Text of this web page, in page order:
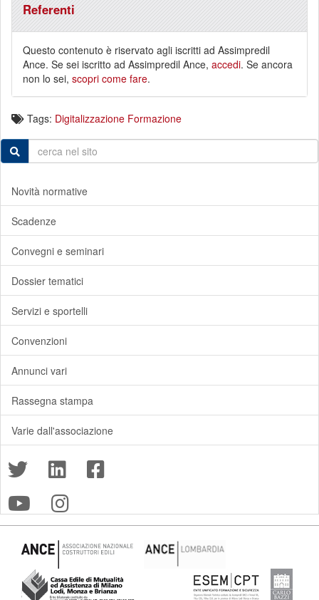
Referenti
Questo contenuto è riservato agli iscritti ad Assimpredil
Ance. Se sei iscritto ad Assimpredil Ance, accedi. Se ancora
non lo sei, scopri come fare.
Tags: Digitalizzazione Formazione
Novità normative
Scadenze
Convegni e seminari
Dossier tematici
Servizi e sportelli
Convenzioni
Annunci vari
Rassegna stampa
Varie dall'associazione